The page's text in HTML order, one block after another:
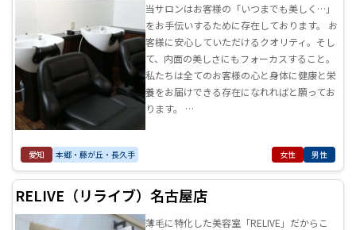
当サロンはお客様の「いつまでも美しく…」
をお手伝いするために存在しております。 お
客様に安心していただけるクオリティ。そし
て、内面の美しさにもフォーカスすること。
私たちは全てのお客様の心と身体に健康と栄
養をお届けできる存在になれればと願ってお
ります。 …
愛知 本郷・藤が丘・長久手 女性 男性
RELIVE（リライブ）名古屋店
薄毛に特化した美容室「RELIVE」だからこ